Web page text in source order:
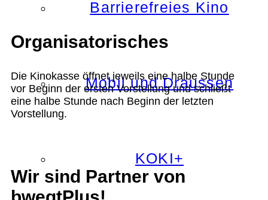
Barrierefreies Kino
Mobil und Draussen
KOKI+
Organisatorisches
Die Kinokasse öffnet jeweils eine halbe Stunde
vor Beginn der ersten Vorstellung und schließt
eine halbe Stunde nach Beginn der letzten
Vorstellung.
Wir sind Partner von